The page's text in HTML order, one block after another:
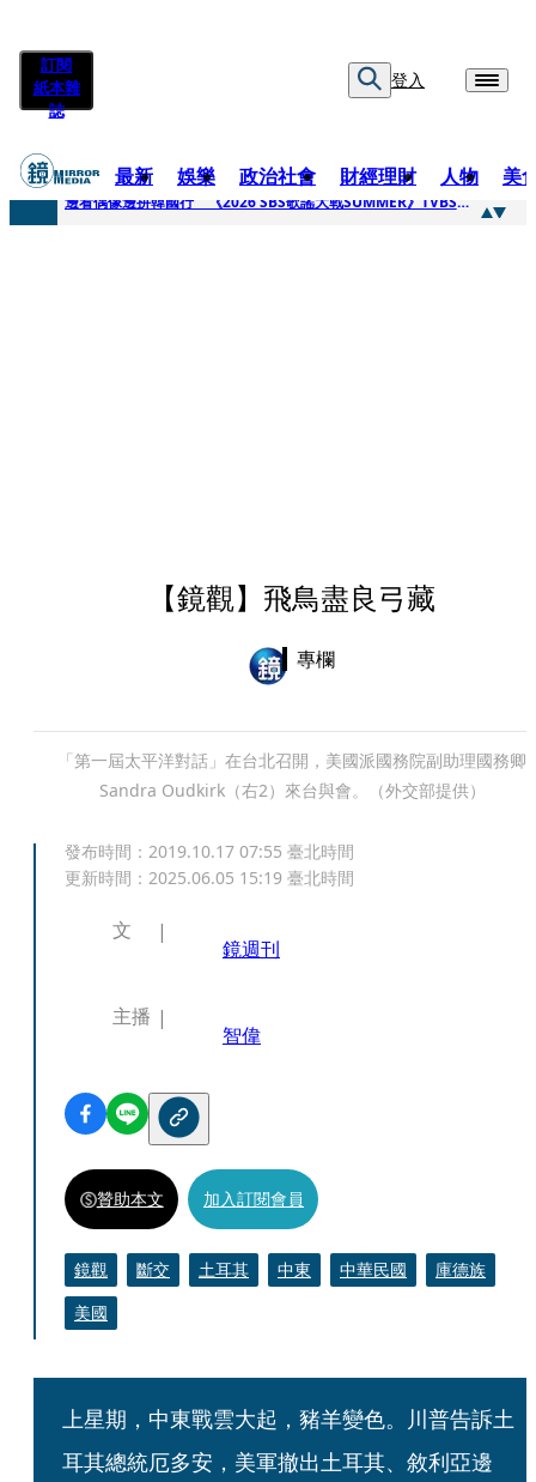
訂閱
紙本雜
誌
登入
最新 娛樂 政治社會 財經理財 人物 美
快訊
邊看偶像邊拚韓國行 《2026 SBS歌謠大戰SUMMER》TVBS直播祭追星福利
【鏡觀】飛鳥盡良弓藏
專欄
「第一屆太平洋對話」在台北召開，美國派國務院副助理國務卿
Sandra Oudkirk（右2）來台與會。（外交部提供）
發布時間： 2019.10.17 07:55 臺北時間
更新時間： 2025.06.05 15:19 臺北時間
文
鏡週刊
主播
智偉
贊助本文 加入訂閱會員
鏡觀 斷交 土耳其 中東 中華民國
庫德族
美國
上星期，中東戰雲大起，豬羊變色。川普告訴土
耳其總統厄多安，美軍撤出土耳其、敘利亞邊